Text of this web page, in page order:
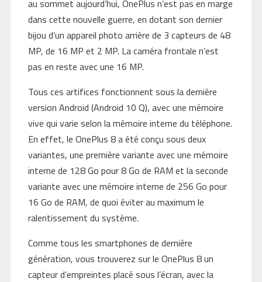
au sommet aujourd’hui, OnePlus n’est pas en marge
dans cette nouvelle guerre, en dotant son dernier
bijou d’un appareil photo arrière de 3 capteurs de 48
MP, de 16 MP et 2 MP. La caméra frontale n’est
pas en reste avec une 16 MP.
Tous ces artifices fonctionnent sous la dernière
version Android (Android 10 Q), avec une mémoire
vive qui varie selon la mémoire interne du téléphone.
En effet, le OnePlus 8 a été conçu sous deux
variantes, une première variante avec une mémoire
interne de 128 Go pour 8 Go de RAM et la seconde
variante avec une mémoire interne de 256 Go pour
16 Go de RAM, de quoi éviter au maximum le
ralentissement du système.
Comme tous les smartphones de dernière
génération, vous trouverez sur le OnePlus 8 un
capteur d’empreintes placé sous l’écran, avec la